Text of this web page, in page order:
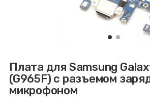
Плата для Samsung
(G965F) с разъемом
микрофоном